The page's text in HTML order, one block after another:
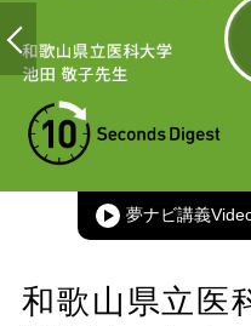
Time
夢ナビ講義
和歌山県立医